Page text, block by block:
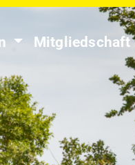
Mitgliedschaft